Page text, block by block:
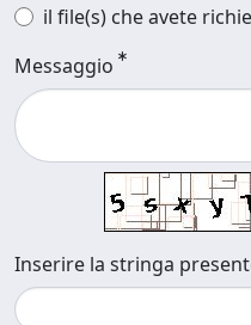
il file(s) che avete
Messaggio
Inserire la stringa